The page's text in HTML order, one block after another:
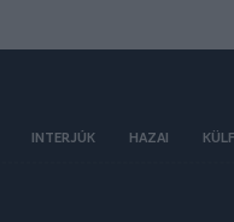
INTERJÚK HAZAI